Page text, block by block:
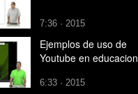
7:36 · 2015
Ejemplos de uso de
Youtube en educacion
6:33 · 2015